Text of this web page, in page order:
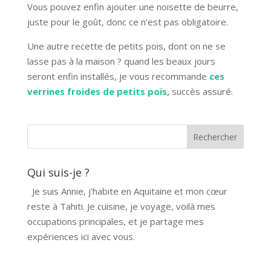
Vous pouvez enfin ajouter une noisette de beurre,
juste pour le goût, donc ce n’est pas obligatoire.
Une autre recette de petits pois, dont on ne se
lasse pas à la maison ? quand les beaux jours
seront enfin installés, je vous recommande ces
verrines froides de petits pois,succès assuré.
Qui suis-je ?
Je suis Annie, j'habite en Aquitaine et mon cœur
reste à Tahiti. Je cuisine, je voyage, voilà mes
occupations principales, et je partage mes
expériences ici avec vous.